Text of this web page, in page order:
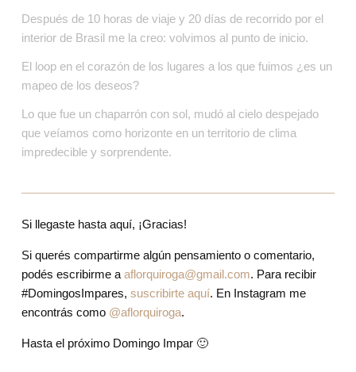
Después de 10 horas de viaje y 20 días de recorrido por el
interior de Brasil me la creo: volvimos al punto de inicio.
El loop en el corazón de los lugares a los que fuimos ¿es un
mapeo de los deseos?
Lo que fue un chaparrón con sol, mudó al cielo despejado
que veíamos como horizonte en un territorio de clima
impredecible y sorprendente.
Si llegaste hasta aquí, ¡Gracias!
Si querés compartirme algún pensamiento o comentario,
podés escribirme a aflorquiroga@gmail.com. Para recibir
#DomingosImpares, suscribirte aquí. En Instagram me
encontrás como @aflorquiroga.
Hasta el próximo Domingo Impar 🙂